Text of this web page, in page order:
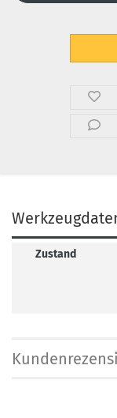
Zustand